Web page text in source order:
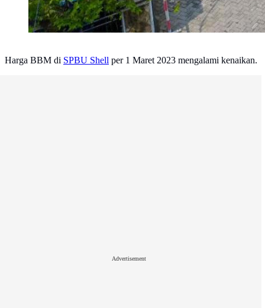
Harga BBM di SPBU Shell per 1 Maret 2023 mengalami kenaikan.
Advertisement